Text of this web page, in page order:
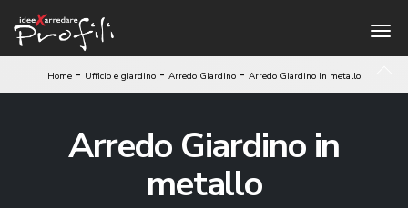
Home - Ufficio e giardino - Arredo Giardino - Arredo Giardino in metallo
Arredo Giardino in
metallo